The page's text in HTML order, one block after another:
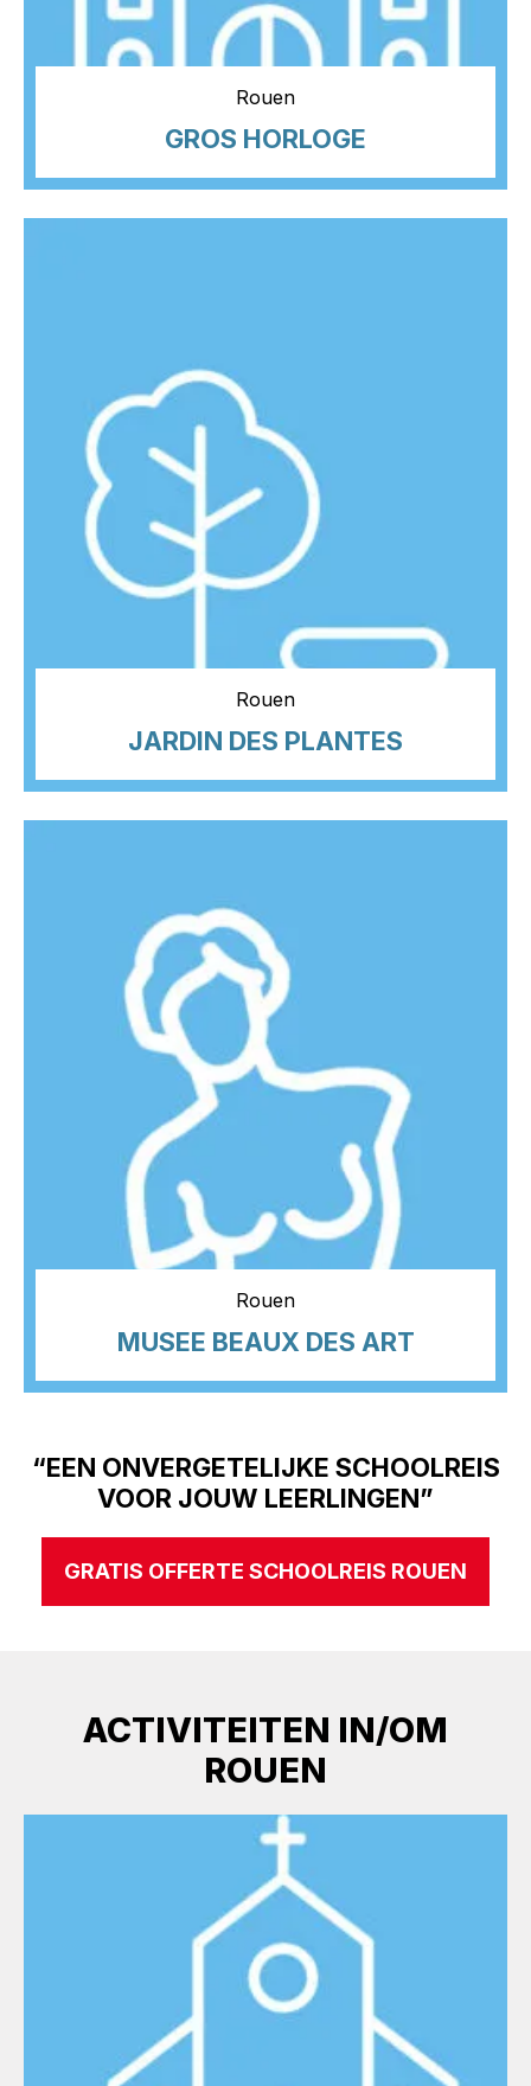
Rouen
GROS HORLOGE
Rouen
JARDIN DES PLANTES
Rouen
MUSEE BEAUX DES ART
“EEN ONVERGETELIJKE SCHOOLREIS
VOOR JOUW LEERLINGEN”
GRATIS OFFERTE SCHOOLREIS ROUEN
ACTIVITEITEN IN/OM
ROUEN